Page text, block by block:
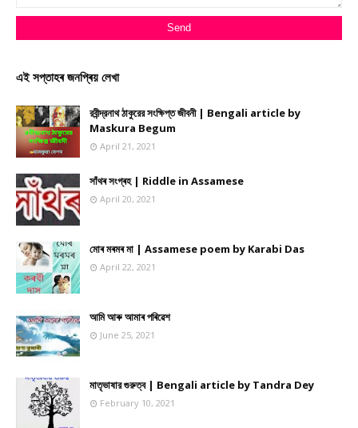
এই সপ্তাহৰ জনপ্ৰিয় লেখা
রবীন্দ্রনাথ ঠাকুরের সংক্ষিপ্ত জীবনী | Bengali article by
Maskura Begum
April 21, 2021
সাঁথৰ সংগ্ৰহ | Riddle in Assamese
April 20, 2021
মোৰ মৰমৰ মা | Assamese poem by Karabi Das
April 22, 2021
আমি আৰু আমাৰ পৰিৱেশ
June 25, 2021
মাতৃভাষার গুরুত্ব | Bengali article by Tandra Dey
February 10, 2021